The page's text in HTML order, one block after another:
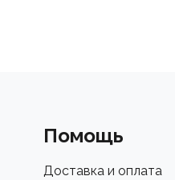
Помощь
Доставка и оплата